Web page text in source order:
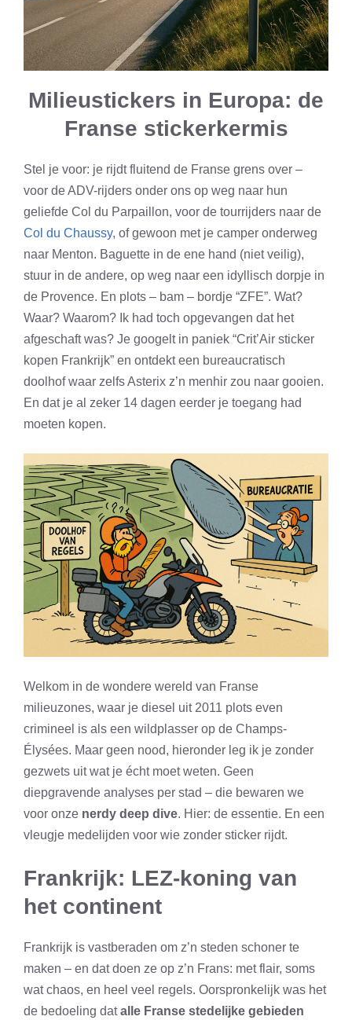
Milieustickers in Europa: de
Franse stickerkermis
Stel je voor: je rijdt fluitend de Franse grens over –
voor de ADV-rijders onder ons op weg naar hun
geliefde Col du Parpaillon, voor de tourrijders naar de
Col du Chaussy, of gewoon met je camper onderweg
naar Menton. Baguette in de ene hand (niet veilig),
stuur in de andere, op weg naar een idyllisch dorpje in
de Provence. En plots – bam – bordje “ZFE”. Wat?
Waar? Waarom? Ik had toch opgevangen dat het
afgeschaft was? Je googelt in paniek “Crit’Air sticker
kopen Frankrijk” en ontdekt een bureaucratisch
doolhof waar zelfs Asterix z’n menhir zou naar gooien.
En dat je al zeker 14 dagen eerder je toegang had
moeten kopen.
Welkom in de wondere wereld van Franse
milieuzones, waar je diesel uit 2011 plots even
crimineel is als een wildplasser op de Champs-
Élysées. Maar geen nood, hieronder leg ik je zonder
gezwets uit wat je écht moet weten. Geen
diepgravende analyses per stad – die bewaren we
voor onze nerdy deep dive. Hier: de essentie. En een
vleugje medelijden voor wie zonder sticker rijdt.
Frankrijk: LEZ-koning van
het continent
Frankrijk is vastberaden om z’n steden schoner te
maken – en dat doen ze op z’n Frans: met flair, soms
wat chaos, en heel veel regels. Oorspronkelijk was het
de bedoeling datalle Franse stedelijke gebieden